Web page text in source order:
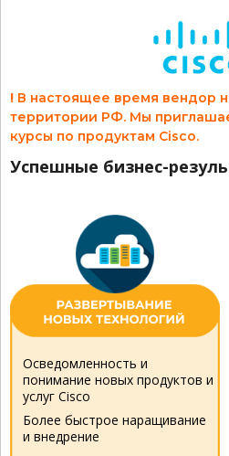
! В настоящее время вендор
территории РФ. Мы
курсы по продуктам Cisco.
Успешные бизнес-
Осведомленность и
понимание новых продуктов и
услуг Cisco
Более быстрое наращивание
и внедрение